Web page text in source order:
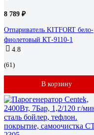
8 789 ₽
Отпариватель KITFORT бело-
фиолетовый КТ-9110-1
4.8
(61)
В корзину